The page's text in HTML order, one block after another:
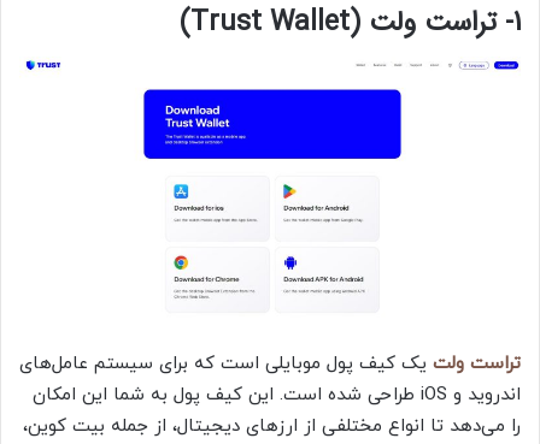
1- تراست ولت (Trust Wallet)
تراست ولت یک کیف پول موبایلی است که برای سیستم عامل‌های
اندروید و iOS طراحی شده است. این کیف پول به شما این امکان
را می‌دهد تا انواع مختلفی از ارزهای دیجیتال، از جمله بیت کوین،